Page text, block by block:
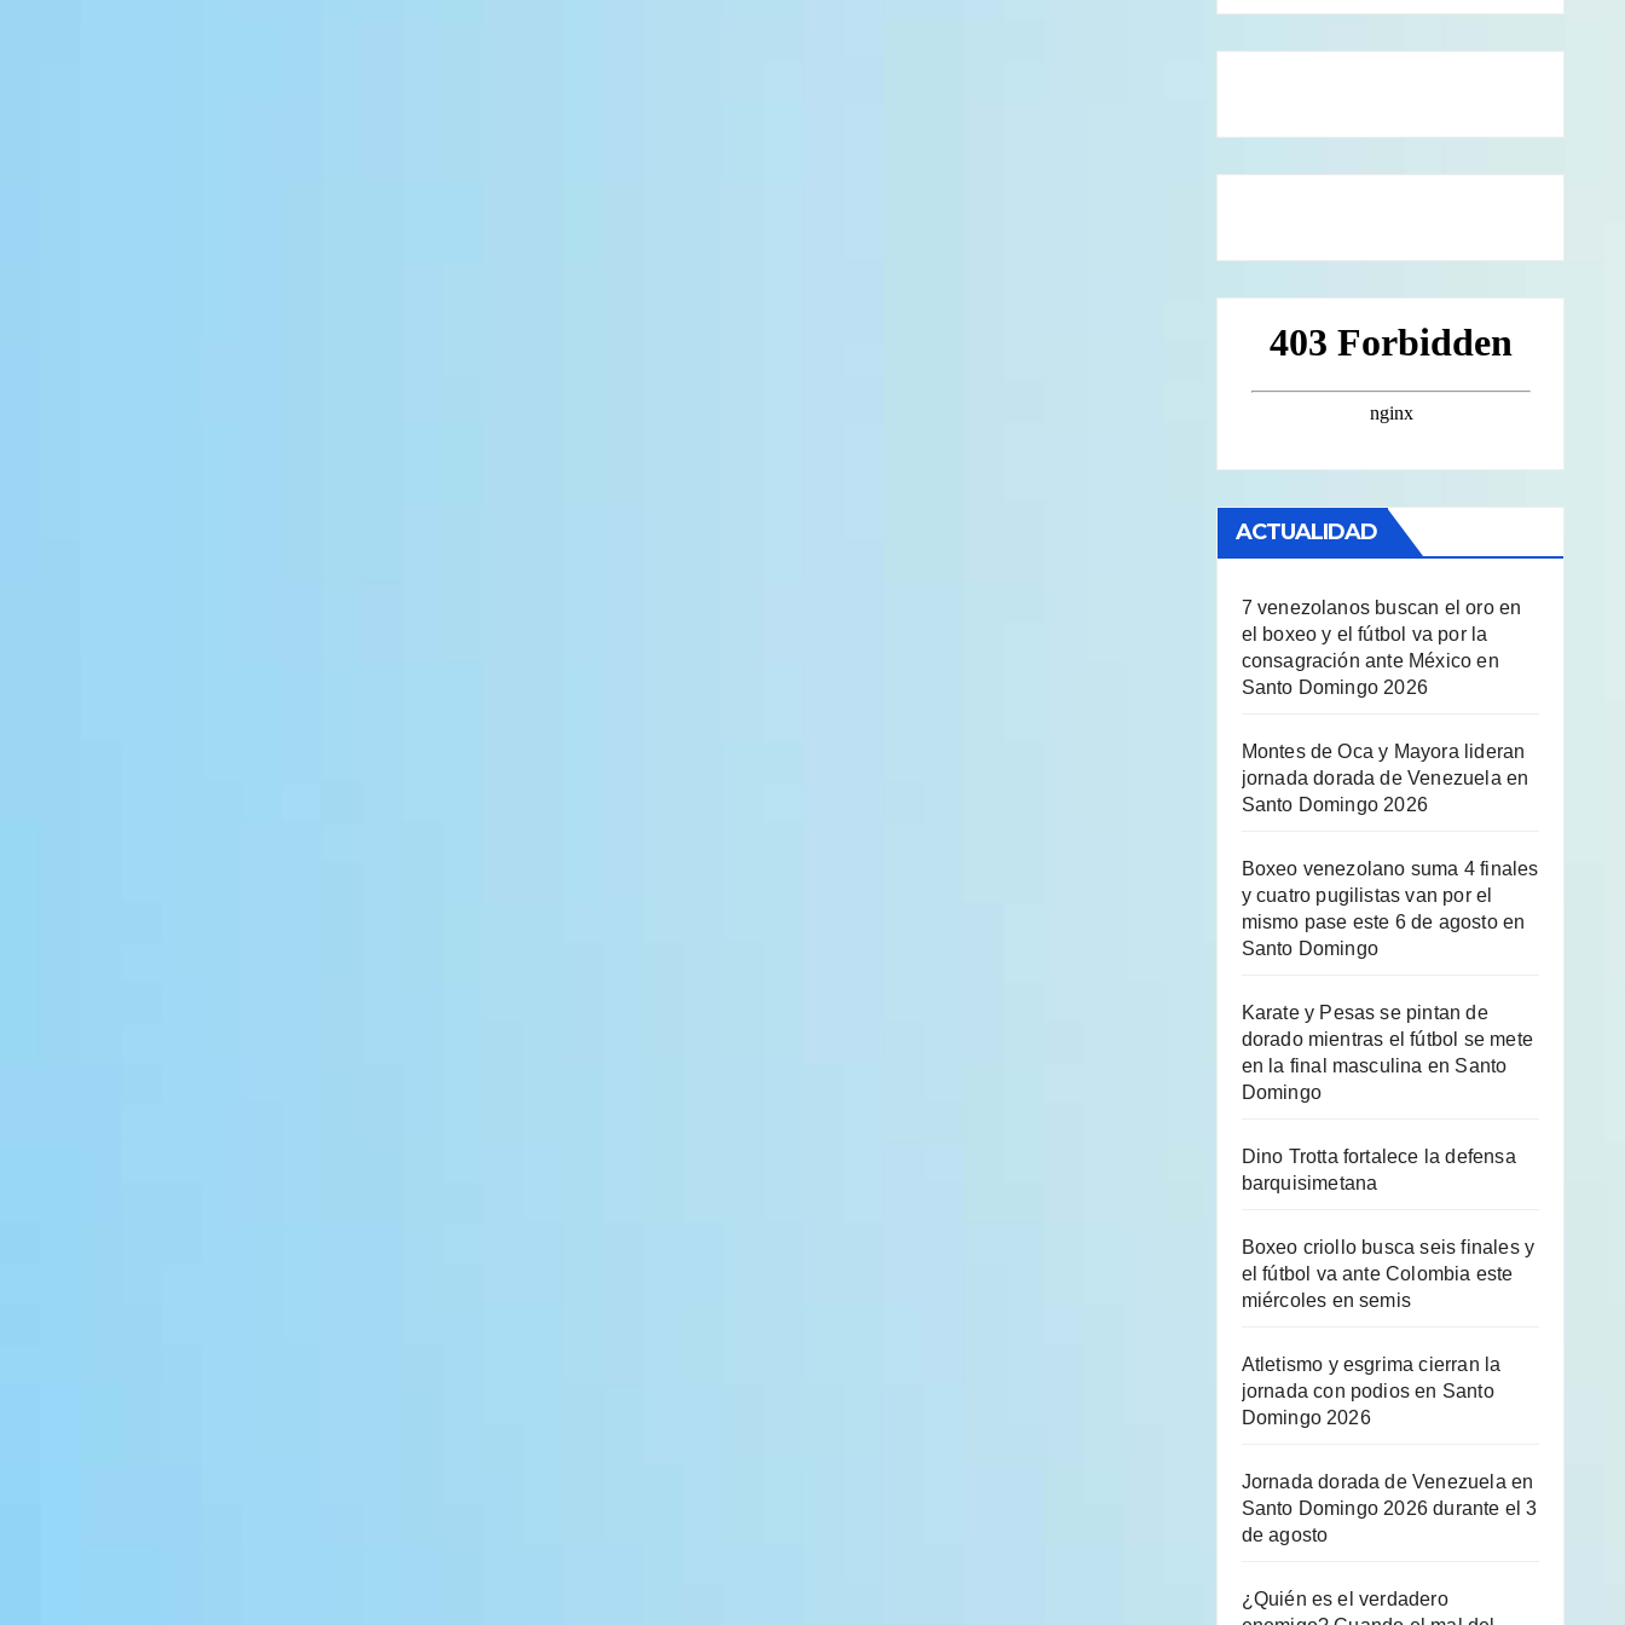
ACTUALIDAD
7 venezolanos buscan el oro en
el boxeo y el fútbol va por la
consagración ante México en
Santo Domingo 2026
Montes de Oca y Mayora lideran
jornada dorada de Venezuela en
Santo Domingo 2026
Boxeo venezolano suma 4 finales
y cuatro pugilistas van por el
mismo pase este 6 de agosto en
Santo Domingo
Karate y Pesas se pintan de
dorado mientras el fútbol se mete
en la final masculina en Santo
Domingo
Dino Trotta fortalece la defensa
barquisimetana
Boxeo criollo busca seis finales y
el fútbol va ante Colombia este
miércoles en semis
Atletismo y esgrima cierran la
jornada con podios en Santo
Domingo 2026
Jornada dorada de Venezuela en
Santo Domingo 2026 durante el 3
de agosto
¿Quién es el verdadero